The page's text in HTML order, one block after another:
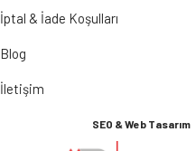
İptal & İade Koşulları
Blog
İletişim
SEO & Web Tasarım